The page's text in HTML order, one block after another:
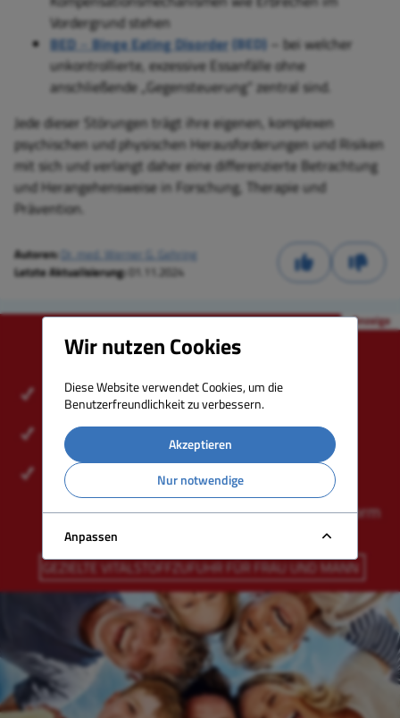
Vordergrund stehen
BED
Binge Eating Disorder (BED)
bei welcher
unkontrollierte, exzessive Essanfälle ohne
anschließende „Gegensteuerung“ zentral sind.
Jede dieser Störungen trägt ihre eigenen, komplexen
psychischen und physischen Herausforderungen und Risiken
mit sich und verlangt daher eine differenzierte Betrachtung
und Herangehensweise in Forschung, Therapie und
Prävention.
Autoren: Dr. med. Werner G. Gehring
Letzte Aktualisierung:01.11.2024
Wir nutzen Cookies
Diese Website verwendet Cookies, um die
Benutzerfreundlichkeit zu verbessern.
Akzeptieren
Nur notwendige
Anpassen